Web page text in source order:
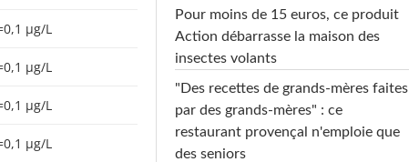
µg/L
µg/L
µg/L
µg/L
Pour moins de 15 euros, ce produit
Action débarrasse la maison des
insectes volants
"Des recettes de grands-mères faites
par des grands-mères" : ce
restaurant provençal n'emploie que
des seniors